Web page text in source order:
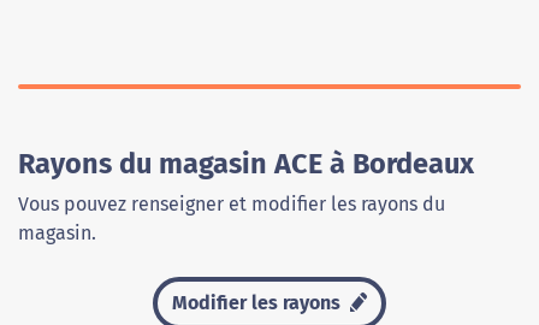
Rayons du magasin ACE à Bordeaux
Vous pouvez renseigner et modifier les rayons du
magasin.
Modifier les rayons